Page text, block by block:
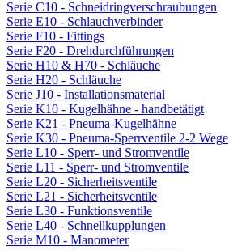
Serie C10 - Schneidringverschraubungen
Serie E10 - Schlauchverbinder
Serie F10 - Fittings
Serie F20 - Drehdurchführungen
Serie H10 & H70 - Schläuche
Serie H20 - Schläuche
Serie J10 - Installationsmaterial
Serie K10 - Kugelhähne - handbetätigt
Serie K21 - Pneuma-Kugelhähne
Serie K30 - Pneuma-Sperrventile 2-2 Wege
Serie L10 - Sperr- und Stromventile
Serie L11 - Sperr- und Stromventile
Serie L20 - Sicherheitsventile
Serie L21 - Sicherheitsventile
Serie L30 - Funktionsventile
Serie L40 - Schnellkupplungen
Serie M10 - Manometer